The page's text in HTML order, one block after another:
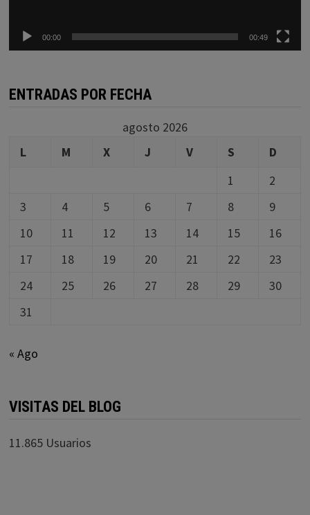
00:00 00:49
ENTRADAS POR FECHA
agosto 2026
L
M X J V S
D
1
2
3
4 5 6 7 8
9
10
11 12 13 14 15
16
17
18 19 20 21 22
23
24
25 26 27 28 29
30
31
« Ago
VISITAS DEL BLOG
11.865 Usuarios